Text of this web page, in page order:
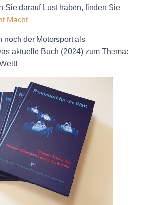
Sie darauf Lust haben, finden Sie
Macht
noch der Motorsport als
aktuelle Buch (2024) zum Thema: